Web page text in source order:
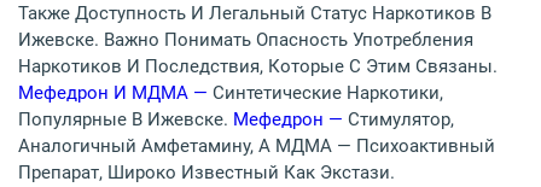
Также Доступность И Легальный Статус Наркотиков В
Ижевске. Важно Понимать Опасность Употребления
Наркотиков И Последствия, Которые С Этим Связаны.
Мефедрон И МДМА — Синтетические Наркотики,
Популярные В Ижевске. Мефедрон — Стимулятор,
Аналогичный Амфетамину, А МДМА — Психоактивный
Препарат, Широко Известный Как Экстази.